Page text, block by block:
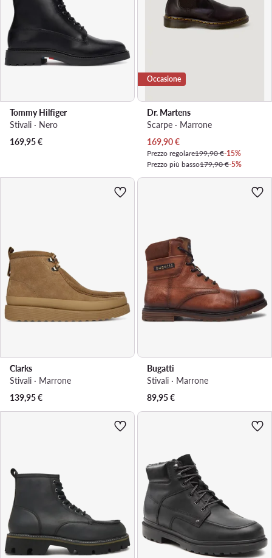
Tommy Hilfiger
Stivali · Nero
169,95€
Occasione
Dr. Martens
Scarpe · Marrone
Prezzo attuale
169,90€
Prezzo regolare199,90 €-15%
Prezzo più basso179,90 €-5%
Clarks
Stivali · Marrone
139,95€
Bugatti
Stivali · Marrone
89,95€